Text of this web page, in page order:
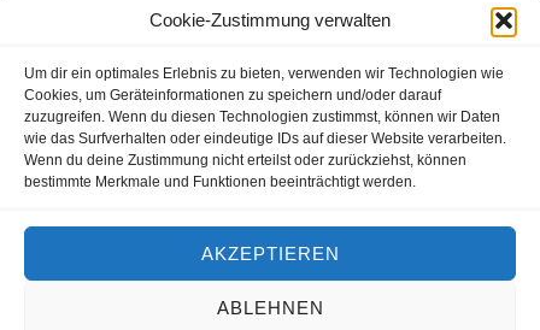
Cookie-Zustimmung verwalten
Um dir ein optimales Erlebnis zu bieten, verwenden wir Technologien wie
Cookies, um Geräteinformationen zu speichern und/oder darauf
zuzugreifen. Wenn du diesen Technologien zustimmst, können wir Daten
wie das Surfverhalten oder eindeutige IDs auf dieser Website verarbeiten.
Wenn du deine Zustimmung nicht erteilst oder zurückziehst, können
bestimmte Merkmale und Funktionen beeinträchtigt werden.
AKZEPTIEREN
ABLEHNEN
Uncategorized
Video
Von Küste zu Küste 2018
Vorbereitung